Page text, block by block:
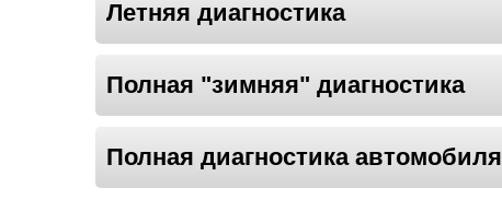
Летняя диагностика
Полная "зимняя" диагностика
Полная диагностика автомобиля